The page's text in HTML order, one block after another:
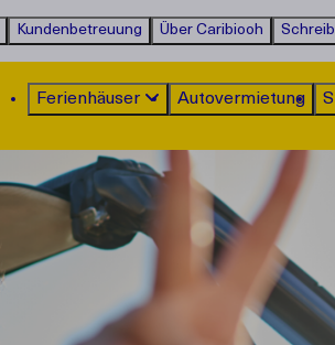
Kundenbetreuung Über Caribiooh
Ferienhäuser Autovermietung